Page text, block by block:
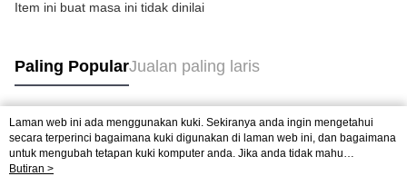
Item ini buat masa ini tidak dinilai
Paling PopularJualan paling laris
Tag Popular
Jualan paling laris
Laman web ini ada menggunakan kuki. Sekiranya anda ingin mengetahui
secara terperinci bagaimana kuki digunakan di laman web ini, dan bagaimana
untuk mengubah tetapan kuki komputer anda. Jika anda tidak mahu
menggunakan kuki di komputer anda, sila rujuk penerangan mengenai kuki.
Butiran >